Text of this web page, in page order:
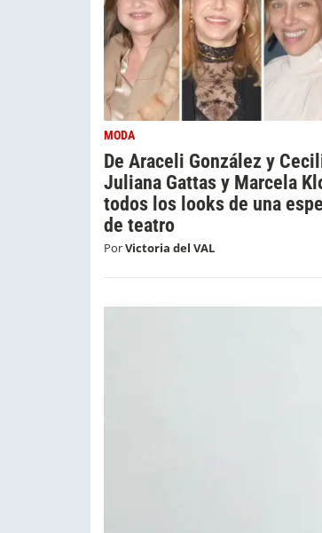
MODA
De Araceli González y
Juliana Gattas y Marcela
todos los looks de una
de teatro
PorVictoria del VAL